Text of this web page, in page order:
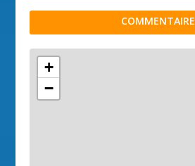
COMMENTAIRE
+
−